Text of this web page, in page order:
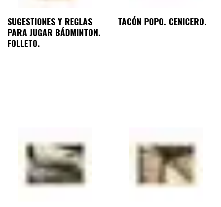
SUGESTIONES Y REGLAS
PARA JUGAR BÁDMINTON.
FOLLETO.
TACÓN POPO. CENICERO.